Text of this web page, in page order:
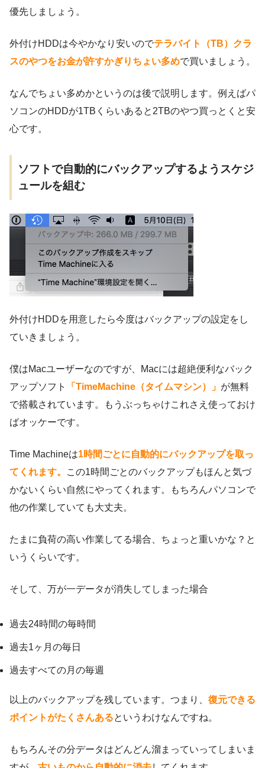
優先しましょう。
外付けHDDは今やかなり安いのでテラバイト（TB）クラ
スのやつをお金が許すかぎりちょい多めで買いましょう。
なんでちょい多めかというのは後で説明します。例えばパ
ソコンのHDDが1TBくらいあると2TBのやつ買っとくと安
心です。
ソフトで自動的にバックアップするようスケジ
ュールを組む
外付けHDDを用意したら今度はバックアップの設定をし
ていきましょう。
僕はMacユーザーなのですが、Macには超絶便利なバック
アップソフト
「TimeMachine（タイムマシン）」 が無料
で搭載されています。もうぶっちゃけこれさえ使っておけ
ばオッケーです。
Time Machineは1時間ごとに自動的にバックアップを取っ
てくれます。
この1時間ごとのバックアップもほんと気づ
かないくらい自然にやってくれます。もちろんパソコンで
他の作業していても大丈夫。
たまに負荷の高い作業してる場合、ちょっと重いかな？と
いうくらいです。
そして、万が一データが消失してしまった場合
過去24時間の毎時間
過去1ヶ月の毎日
過去すべての月の毎週
以上のバックアップを残しています。つまり、 復元できる
ポイントがたくさんあるというわけなんですね。
もちろんその分データはどんどん溜まっていってしまいま